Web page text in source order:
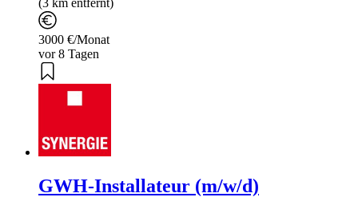
(3 km entfernt)
3000 €/Monat
vor 8 Tagen
GWH-Installateur (m/w/d)